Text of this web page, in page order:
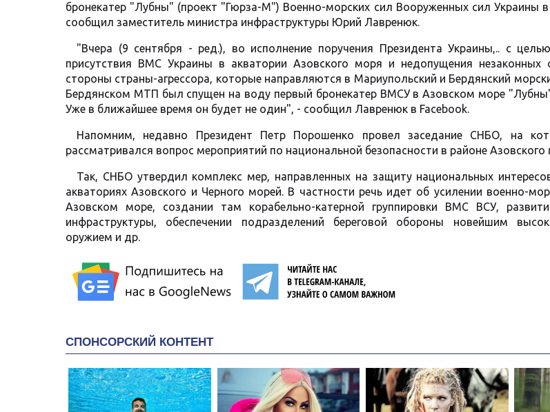
бронекатер "Лубны" (проект "Гюрза-М") Военно-морских сил Вооруженных сил Украины
сообщил заместитель министра инфраструктуры Юрий Лавренюк.
"Вчера (9 сентября - ред.), во исполнение поручения Президента Украины,.. с
присутствия ВМС Украины в акватории Азовского моря и недопущения незаконных
стороны страны-агрессора, которые направляются в Мариупольский и Бердянский
Бердянском МТП был спущен на воду первый бронекатер ВМСУ в Азовском море
Уже в ближайшее время он будет не один", - сообщил Лавренюк в Facebook.
Напомним, недавно Президент Петр Порошенко провел заседание СНБО, на
рассматривался вопрос мероприятий по национальной безопасности в районе Азовского
Так, СНБО утвердил комплекс мер, направленных на защиту национальных
акваториях Азовского и Черного морей. В частности речь идет об усилении военно-
Азовском море, создании там корабельно-катерной группировки ВМС ВСУ,
инфраструктуры, обеспечении подразделений береговой обороны новейшим
оружием и др.